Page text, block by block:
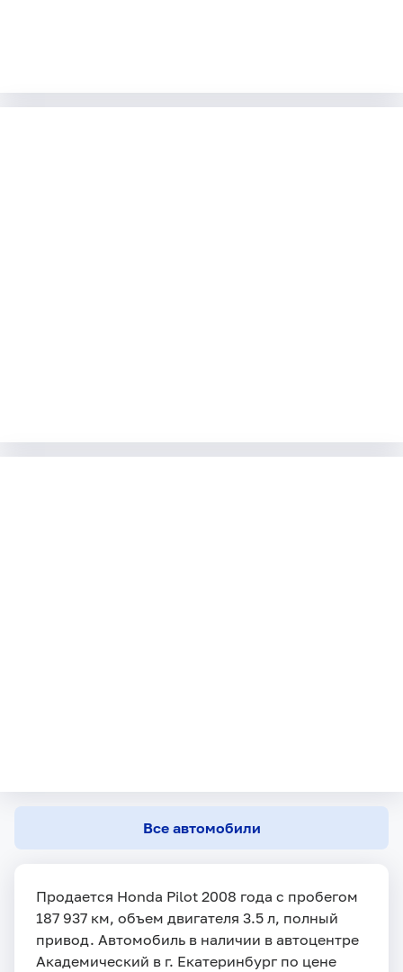
Все автомобили
Продается Honda Pilot 2008 года с пробегом
187 937 км, объем двигателя 3.5 л, полный
привод. Автомобиль в наличии в автоцентре
Академический в г. Екатеринбург по цене